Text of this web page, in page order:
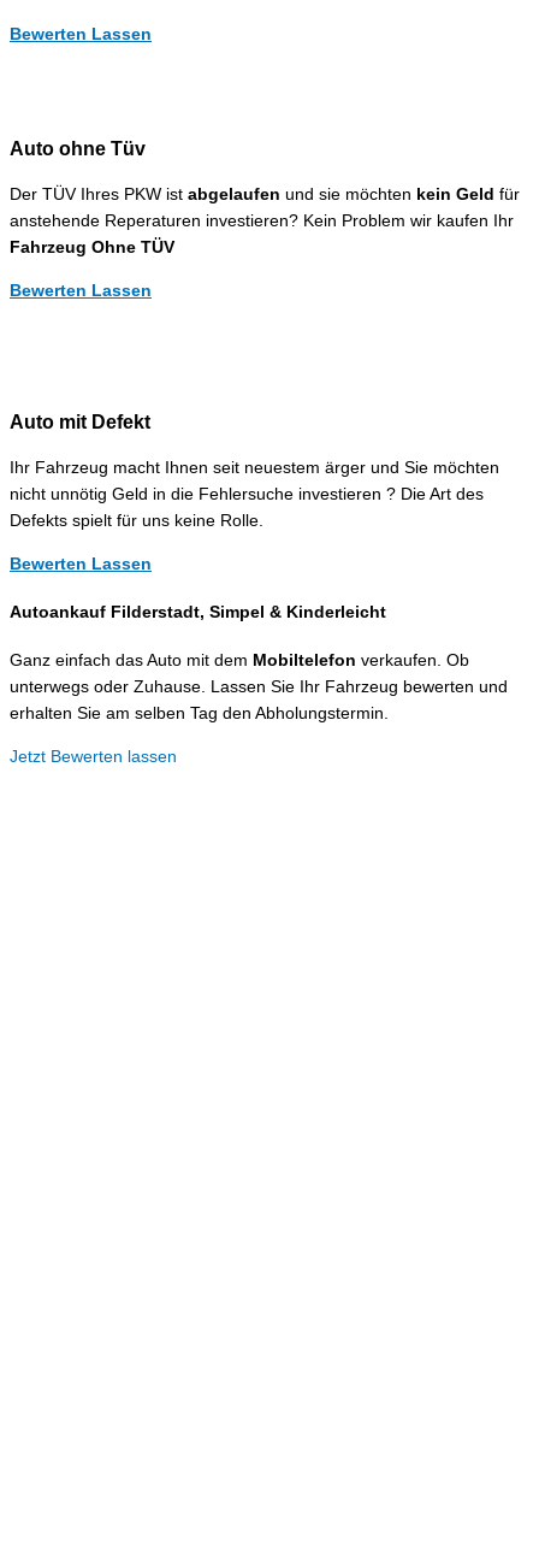
Bewerten Lassen
Auto ohne Tüv
Der TÜV Ihres PKW ist abgelaufen und sie möchten kein Geld für
anstehende Reperaturen investieren? Kein Problem wir kaufen Ihr
Fahrzeug Ohne TÜV
Bewerten Lassen
Auto mit Defekt
Ihr Fahrzeug macht Ihnen seit neuestem ärger und Sie möchten
nicht unnötig Geld in die Fehlersuche investieren ? Die Art des
Defekts spielt für uns keine Rolle.
Bewerten Lassen
Autoankauf Filderstadt, Simpel & Kinderleicht
Ganz einfach das Auto mit dem Mobiltelefon verkaufen. Ob
unterwegs oder Zuhause. Lassen Sie Ihr Fahrzeug bewerten und
erhalten Sie am selben Tag den Abholungstermin.
Jetzt Bewerten lassen